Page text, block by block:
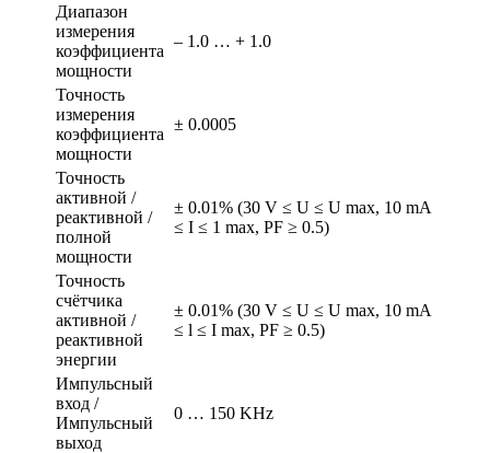
Диапазон
измерения
коэффициента
мощности
– 1.0 … + 1.0
Точность
измерения
коэффициента
мощности
± 0.0005
Точность
активной /
реактивной /
полной
мощности
± 0.01% (30 V ≤ U ≤ U max, 10 mA
≤ I ≤ 1 max, PF ≥ 0.5)
Точность
счётчика
активной /
реактивной
энергии
± 0.01% (30 V ≤ U ≤ U max, 10 mA
≤ l ≤ I max, PF ≥ 0.5)
Импульсный
вход /
Импульсный
выход
0 … 150 KHz